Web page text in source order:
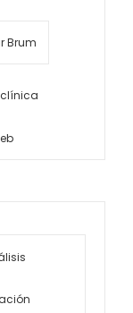
Brum